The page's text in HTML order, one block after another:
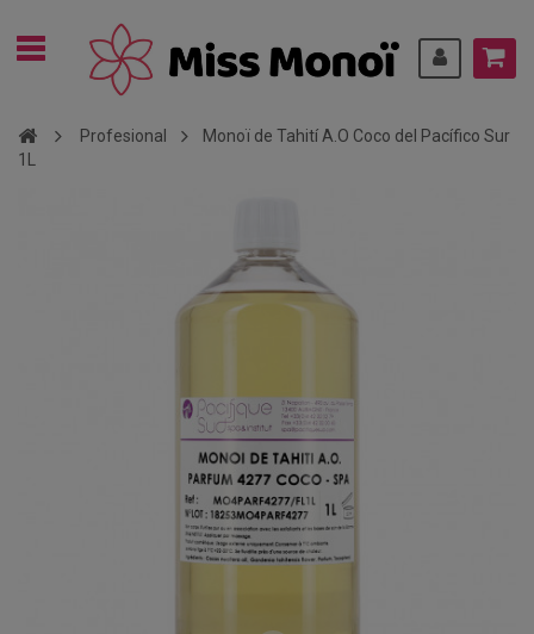
Profesional
Monoï de Tahití A.O Coco del Pacífico Sur
1L